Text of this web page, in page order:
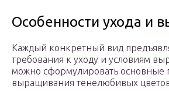
Особенности ухода и
Каждый конкретный вид
требования к уходу и условиям
можно сформулировать основные
выращивания тенелюбивых